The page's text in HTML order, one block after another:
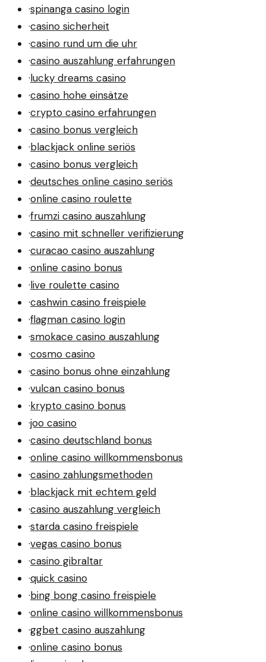
·spinanga casino login
·casino sicherheit
·casino rund um die uhr
·casino auszahlung erfahrungen
·lucky dreams casino
·casino hohe einsätze
·crypto casino erfahrungen
·casino bonus vergleich
·blackjack online seriös
·casino bonus vergleich
·deutsches online casino seriös
·online casino roulette
·frumzi casino auszahlung
·casino mit schneller verifizierung
·curacao casino auszahlung
·online casino bonus
·live roulette casino
·cashwin casino freispiele
·flagman casino login
·smokace casino auszahlung
·cosmo casino
·casino bonus ohne einzahlung
·vulcan casino bonus
·krypto casino bonus
·joo casino
·casino deutschland bonus
·online casino willkommensbonus
·casino zahlungsmethoden
·blackjack mit echtem geld
·casino auszahlung vergleich
·starda casino freispiele
·vegas casino bonus
·casino gibraltar
·quick casino
·bing bong casino freispiele
·online casino willkommensbonus
·ggbet casino auszahlung
·online casino bonus